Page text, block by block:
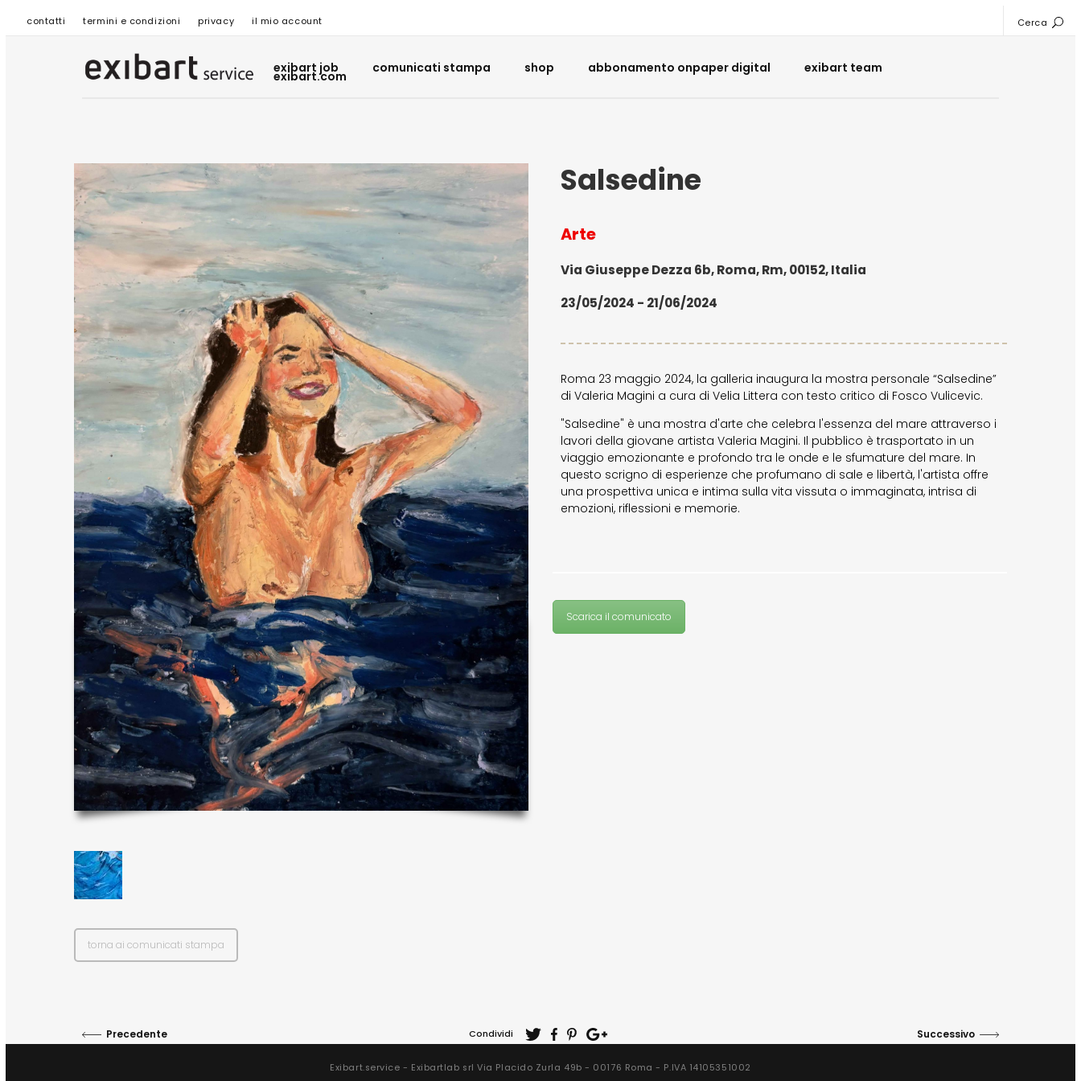
contatti termini e condizioni privacy il mio account Cerca
exibart job comunicati stampa shop abbonamento onpaper digital exibart team
exibart.com
torna ai comunicati stampa
Salsedine
Arte
Via Giuseppe Dezza 6b, Roma, Rm, 00152, Italia
23/05/2024 - 21/06/2024
Roma 23 maggio 2024, la galleria inaugura la mostra personale “Salsedine”
di Valeria Magini a cura di Velia Littera con testo critico di Fosco Vulicevic.
"Salsedine" è una mostra d'arte che celebra l'essenza del mare attraverso i
lavori della giovane artista Valeria Magini. Il pubblico è trasportato in un
viaggio emozionante e profondo tra le onde e le sfumature del mare. In
questo scrigno di esperienze che profumano di sale e libertà, l'artista offre
una prospettiva unica e intima sulla vita vissuta o immaginata, intrisa di
emozioni, riflessioni e memorie.
Scarica il comunicato
Precedente Successivo
Condividi
Exibart.service - Exibartlab srl Via Placido Zurla 49b - 00176 Roma - P.IVA 14105351002